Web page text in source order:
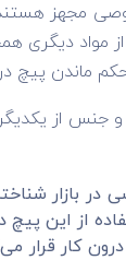
مجهز
از مواد
ماندن پیچ